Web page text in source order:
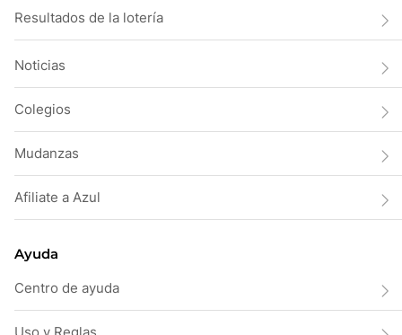
Resultados de la lotería
Noticias
Colegios
Mudanzas
Afiliate a Azul
Ayuda
Centro de ayuda